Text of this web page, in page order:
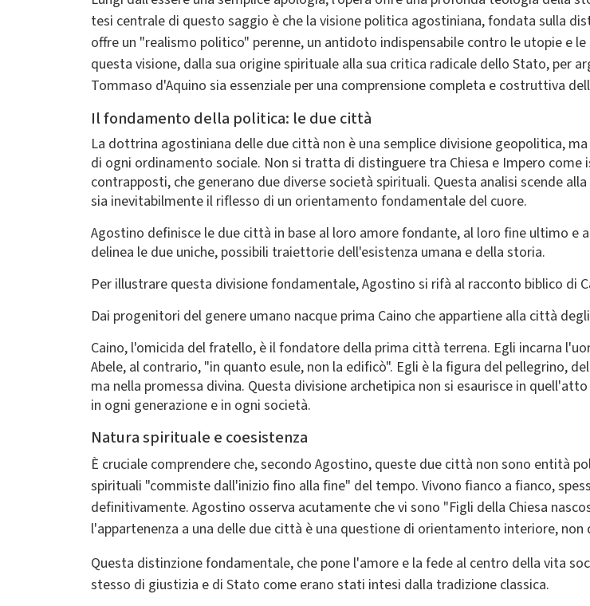
tesi centrale di questo saggio è che la visione politica agostiniana, fondata sulla
offre un "realismo politico" perenne, un antidoto indispensabile contro le utopie e
questa visione, dalla sua origine spirituale alla sua critica radicale dello Stato, per
Tommaso d'Aquino sia essenziale per una comprensione completa e costruttiva
Il fondamento della politica: le due città
La dottrina agostiniana delle due città non è una semplice divisione geopolitica,
di ogni ordinamento sociale. Non si tratta di distinguere tra Chiesa e Impero
contrapposti, che generano due diverse società spirituali. Questa analisi scende
sia inevitabilmente il riflesso di un orientamento fondamentale del cuore.
Agostino definisce le due città in base al loro amore fondante, al loro fine ultimo
delinea le due uniche, possibili traiettorie dell'esistenza umana e della storia.
Per illustrare questa divisione fondamentale, Agostino si rifà al racconto biblico di
Dai progenitori del genere umano nacque prima Caino che appartiene alla città
Caino, l'omicida del fratello, è il fondatore della prima città terrena. Egli incarna
Abele, al contrario, "in quanto esule, non la edificò". Egli è la figura del pellegrino,
ma nella promessa divina. Questa divisione archetipica non si esaurisce in
in ogni generazione e in ogni società.
Natura spirituale e coesistenza
È cruciale comprendere che, secondo Agostino, queste due città non sono entità
spirituali "commiste dall'inizio fino alla fine" del tempo. Vivono fianco a fianco,
definitivamente. Agostino osserva acutamente che vi sono "Figli della Chiesa
l'appartenenza a una delle due città è una questione di orientamento interiore, non
Questa distinzione fondamentale, che pone l'amore e la fede al centro della vita
stesso di giustizia e di Stato come erano stati intesi dalla tradizione classica.